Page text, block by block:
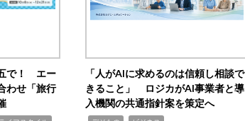
で！ エー
わせ「旅行
「人がAIに求めるのは信頼し相談で
きること」 ロジカがAI事業者と導
入機関の共通指針案を策定へ